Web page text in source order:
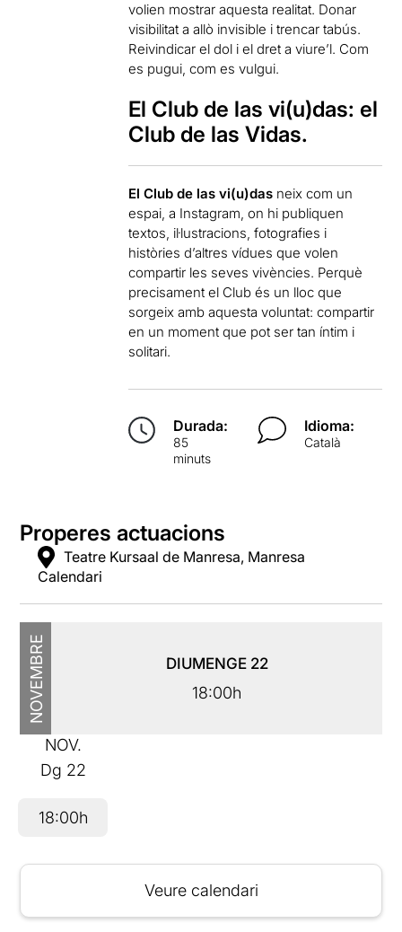
volien mostrar aquesta realitat. Donar
visibilitat a allò invisible i trencar tabús.
Reivindicar el dol i el dret a viure’l. Com
es pugui, com es vulgui.
El Club de las vi(u)das: el
Club de las Vidas.
El Club de las vi(u)das neix com un
espai, a Instagram, on hi publiquen
textos, il·lustracions, fotografies i
històries d’altres vídues que volen
compartir les seves vivències. Perquè
precisament el Club és un lloc que
sorgeix amb aquesta voluntat: compartir
en un moment que pot ser tan íntim i
solitari.
Durada:
85
minuts
Idioma:
Català
Properes actuacions
Teatre Kursaal de Manresa, Manresa
Calendari
NOVEMBRE DIUMENGE 22
18:00h
NOV.
Dg 22
18:00h
Veure calendari